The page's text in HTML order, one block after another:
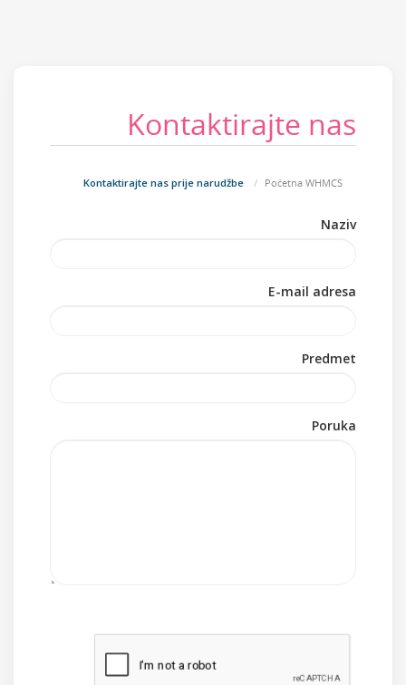
Kontaktirajte nas
Početna WHMCS
Naziv
E-mail adresa
Predmet
Poruka